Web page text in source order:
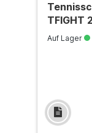
TFIGHT
Auf Lager